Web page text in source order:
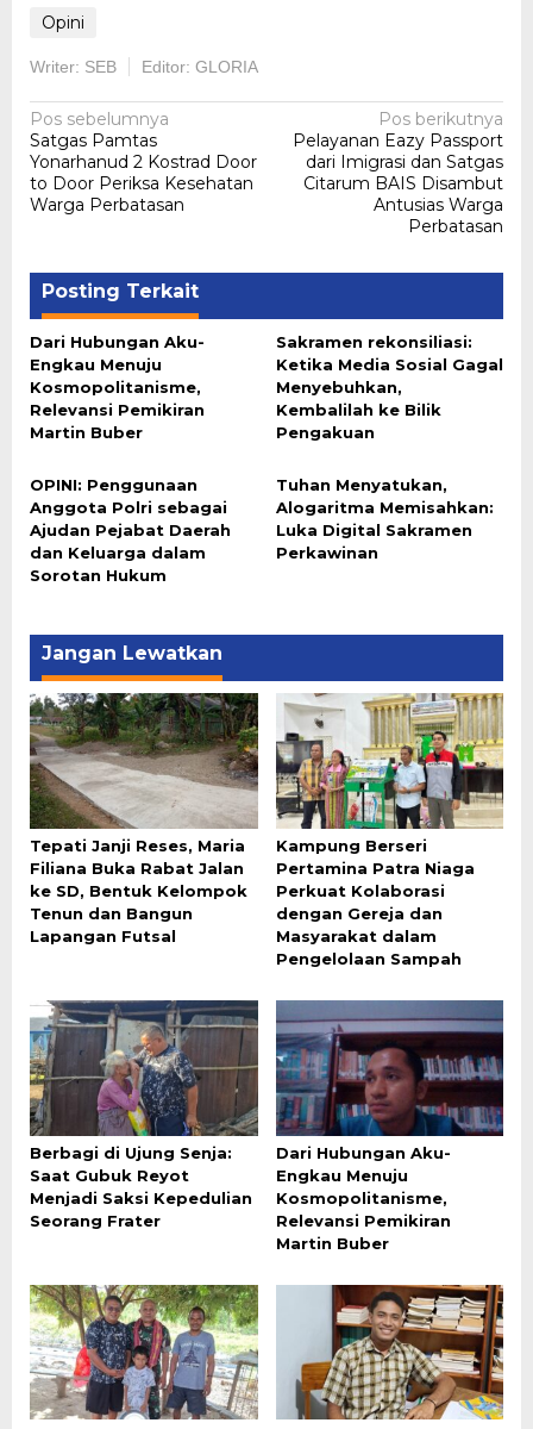
Opini
Writer: SEB Editor: GLORIA
Navigasi
pos
Pos sebelumnya
Satgas Pamtas
Yonarhanud 2 Kostrad Door
to Door Periksa Kesehatan
Warga Perbatasan
Pos berikutnya
Pelayanan Eazy Passport
dari Imigrasi dan Satgas
Citarum BAIS Disambut
Antusias Warga
Perbatasan
Posting Terkait
Dari Hubungan Aku-
Engkau Menuju
Kosmopolitanisme,
Relevansi Pemikiran
Martin Buber
Sakramen rekonsiliasi:
Ketika Media Sosial Gagal
Menyebuhkan,
Kembalilah ke Bilik
Pengakuan
OPINI: Penggunaan
Anggota Polri sebagai
Ajudan Pejabat Daerah
dan Keluarga dalam
Sorotan Hukum
Tuhan Menyatukan,
Alogaritma Memisahkan:
Luka Digital Sakramen
Perkawinan
Jangan Lewatkan
Tepati Janji Reses, Maria
Filiana Buka Rabat Jalan
ke SD, Bentuk Kelompok
Tenun dan Bangun
Lapangan Futsal
Kampung Berseri
Pertamina Patra Niaga
Perkuat Kolaborasi
dengan Gereja dan
Masyarakat dalam
Pengelolaan Sampah
Berbagi di Ujung Senja:
Saat Gubuk Reyot
Menjadi Saksi Kepedulian
Seorang Frater
Dari Hubungan Aku-
Engkau Menuju
Kosmopolitanisme,
Relevansi Pemikiran
Martin Buber